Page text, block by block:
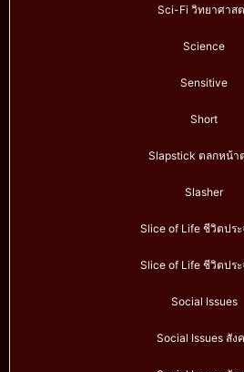
Sci-Fi วิทยาศาส
Science
Sensitive
Short
Slapstick ตลกหน้า
Slasher
Slice of Life ชีวิตปร
Slice of Life ชีวิตปร
Social Issues
Social Issues สัง